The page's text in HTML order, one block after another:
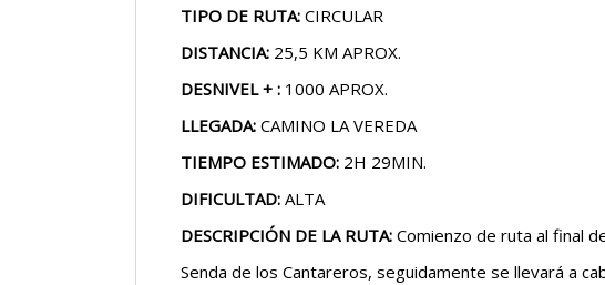
TIPO DE RUTA: CIRCULAR
DISTANCIA: 25,5 KM APROX.
DESNIVEL + : 1000 APROX.
LLEGADA: CAMINO LA VEREDA
TIEMPO ESTIMADO: 2H 29MIN.
DIFICULTAD: ALTA
DESCRIPCIÓN DE LA RUTA: Comienzo de ruta al final
Senda de los Cantareros, seguidamente se llevará a